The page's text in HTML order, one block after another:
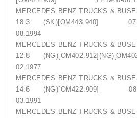
MERCEDES BENZ
18.3 (SK)[OM443.940]
08.1994
MERCEDES BENZ
12.8
02.1977
MERCEDES BENZ
14.6 (NG)[OM422.909]
03.1991
MERCEDES BENZ